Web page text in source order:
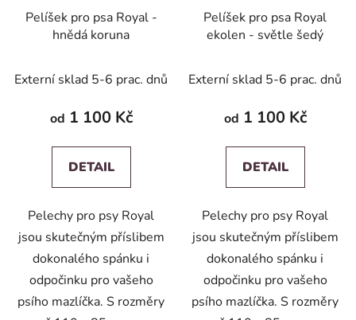
Pelíšek pro psa Royal -
hnědá koruna
Externí sklad 5-6 prac. dnů
od 1 100 Kč
DETAIL
Pelechy pro psy Royal
jsou skutečným příslibem
dokonalého spánku i
odpočinku pro vašeho
psího mazlíčka. S rozměry
Pelíšek pro psa Royal
ekolen - světle šedý
Externí sklad 5-6 prac. dnů
od 1 100 Kč
DETAIL
Pelechy pro psy Royal
jsou skutečným příslibem
dokonalého spánku i
odpočinku pro vašeho
psího mazlíčka. S rozměry